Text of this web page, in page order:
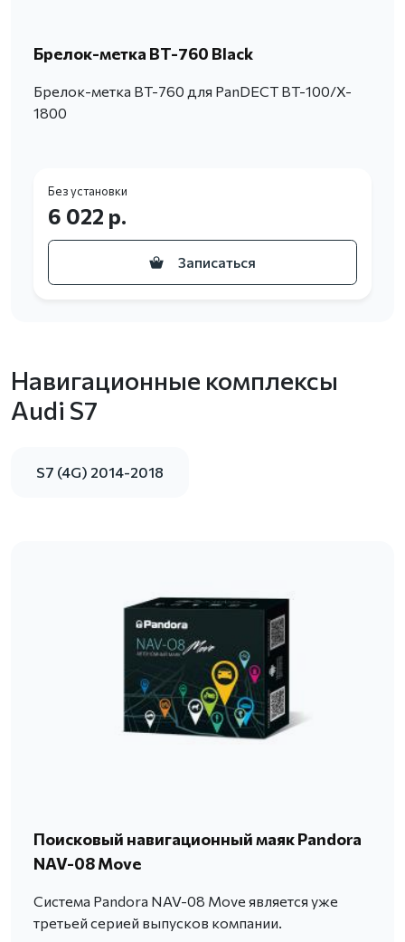
Брелок-метка BT-760 Black
Брелок-метка BT-760 для PanDECT BT-100/X-
1800
Без установки
6 022 р.
Записаться
Навигационные комплексы
Audi S7
S7 (4G) 2014-2018
Поисковый навигационный маяк Pandora
NAV-08 Move
Система Pandora NAV-08 Move является уже
третьей серией выпусков компании.